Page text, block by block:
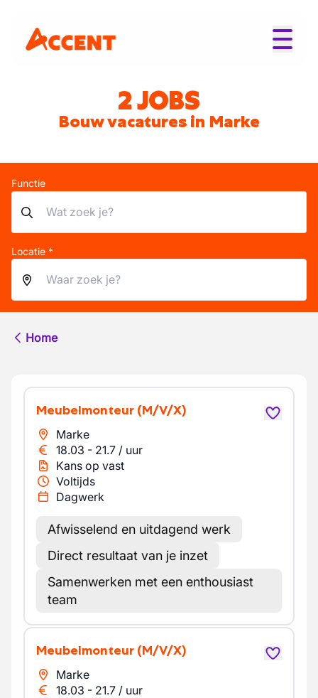
2 JOBS
Bouw vacatures in Marke
Functie
Locatie *
Home
Meubelmonteur (M/V/X)
Marke
18.03 - 21.7 / uur
Kans op vast
Voltijds
Dagwerk
Afwisselend en uitdagend werk
Direct resultaat van je inzet
Samenwerken met een enthousiast
team
Meubelmonteur (M/V/X)
Marke
18.03 - 21.7 / uur